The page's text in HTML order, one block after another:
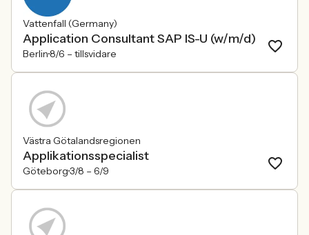
Vattenfall (Germany)
Application Consultant SAP IS-U (w/m/d)
Berlin8/6 – tillsvidare
Västra Götalandsregionen
Applikationsspecialist
Göteborg3/8 – 6/9